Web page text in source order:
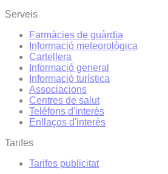
Serveis
Farmàcies de guàrdia
Informació meteorològica
Cartellera
Informació general
Informació turística
Associacions
Centres de salut
Telèfons d'interès
Enllaços d'interés
Tarifes
Tarifes publicitat